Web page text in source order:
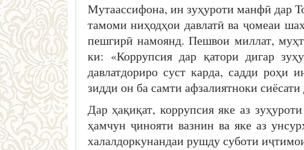
Мутаассифона, ин зуҳуроти манфӣ дар
тамоми ниҳодҳои давлатӣ ва ҷомеаи
пешгирӣ намоянд. Пешвои миллат,
ки: «Коррупсия дар қатори дигар
давлатдориро суст карда, садди
зидди он ба самти афзалиятноки сиёсати
Дар ҳақиқат, коррупсия яке аз
ҳамчун ҷинояти вазнин ва яке аз
халалдоркунандаи рушду суботи